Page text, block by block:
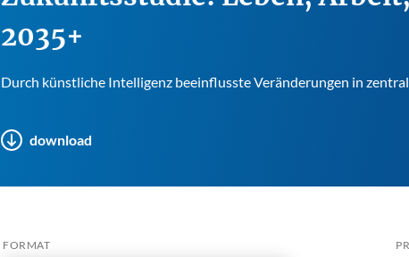
2035+
Durch künstliche Intelligenz beeinflusste Veränderungen in
download
FORMAT